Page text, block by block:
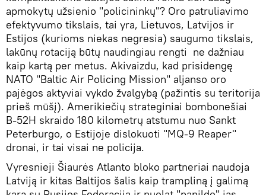
apmokytų užsienio "policininkų"? Oro patruliavimo
efektyvumo tikslais, tai yra, Lietuvos, Latvijos ir
Estijos (kurioms niekas negresia) saugumo tikslais,
lakūnų rotaciją būtų naudingiau rengti ne dažniau
kaip kartą per metus. Akivaizdu, kad prisidengę
NATO "Baltic Air Policing Mission" aljanso oro
pajėgos aktyviai vykdo žvalgybą (pažintis su teritorija
prieš mūšį). Amerikiečių strateginiai bombonešiai
B-52H skraido 180 kilometrų atstumu nuo Sankt
Peterburgo, o Estijoje dislokuoti "MQ-9 Reaper"
dronai, ir tai visai ne policija.
Vyresnieji Šiaurės Atlanto bloko partneriai naudoja
Latviją ir kitas Baltijos šalis kaip trampliną į galimą